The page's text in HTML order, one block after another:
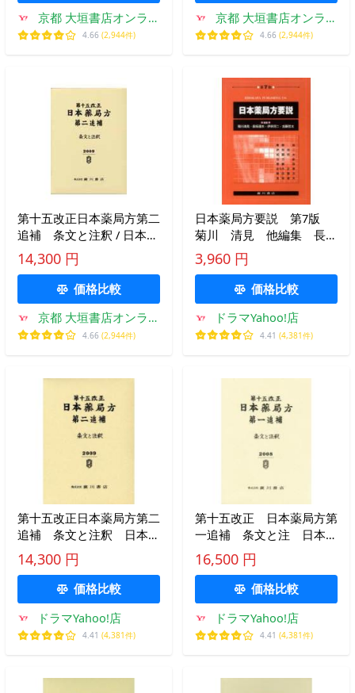
京都 大垣書店オンライ
ン
4.66 (2,944件)
京都 大垣書店オンライ
ン
4.66 (2,944件)
第十五改正日本薬局方第二
追補 条文と注釈 / 日本薬
局方解説書編集委員会／編
14,300 円
価格比較
京都 大垣書店オンライ
ン
4.66 (2,944件)
日本薬局方要説 第7版
菊川 清見 他編集 長
坂 達夫 他編集
3,960 円
価格比較
ドラマYahoo!店
4.41 (4,381件)
第十五改正日本薬局方第二
追補 条文と注釈 日本薬
局方解説書編集委員会/編
14,300 円
価格比較
ドラマYahoo!店
4.41 (4,381件)
第十五改正 日本薬局方第
一追補 条文と注 日本薬
局方解説書編集
16,500 円
価格比較
ドラマYahoo!店
4.41 (4,381件)